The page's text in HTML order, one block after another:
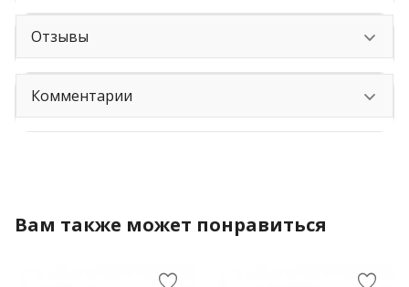
Отзывы
Комментарии
Вам также может понравиться